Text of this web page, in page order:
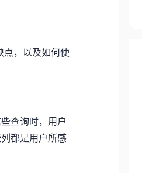
点，以及如何使
查询时，用户
都是用户所感